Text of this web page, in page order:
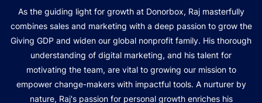
As the guiding light for growth at Donorbox, Raj masterfully
combines sales and marketing with a deep passion to grow the
Giving GDP and widen our global nonprofit family. His thorough
understanding of digital marketing, and his talent for
motivating the team, are vital to growing our mission to
empower change-makers with impactful tools. A nurturer by
nature, Raj's passion for personal growth enriches his